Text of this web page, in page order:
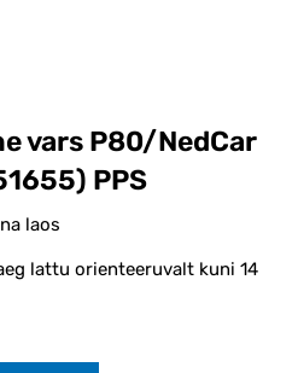
vars P80/NedCar
PPS
laos
lattu orienteeruvalt kuni 14